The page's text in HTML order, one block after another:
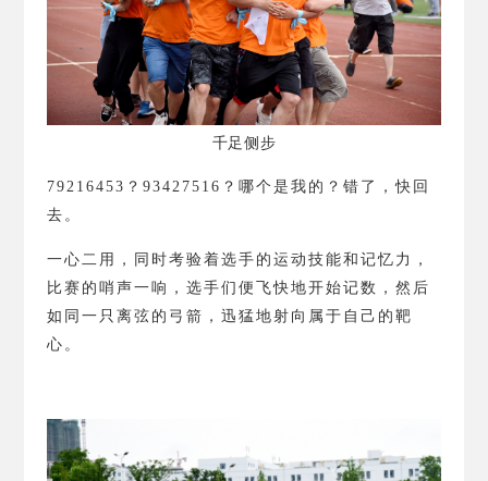
千足侧步
79216453 ？ 93427516 ？ 哪个是我的？错了，快回
去。
一心二用，同时考验着选手的运动技能和记忆力，
比赛的哨声一响，选手们便飞快地开始记数，然后
如同一只离弦的弓箭，迅猛地射向属于自己的靶
心。